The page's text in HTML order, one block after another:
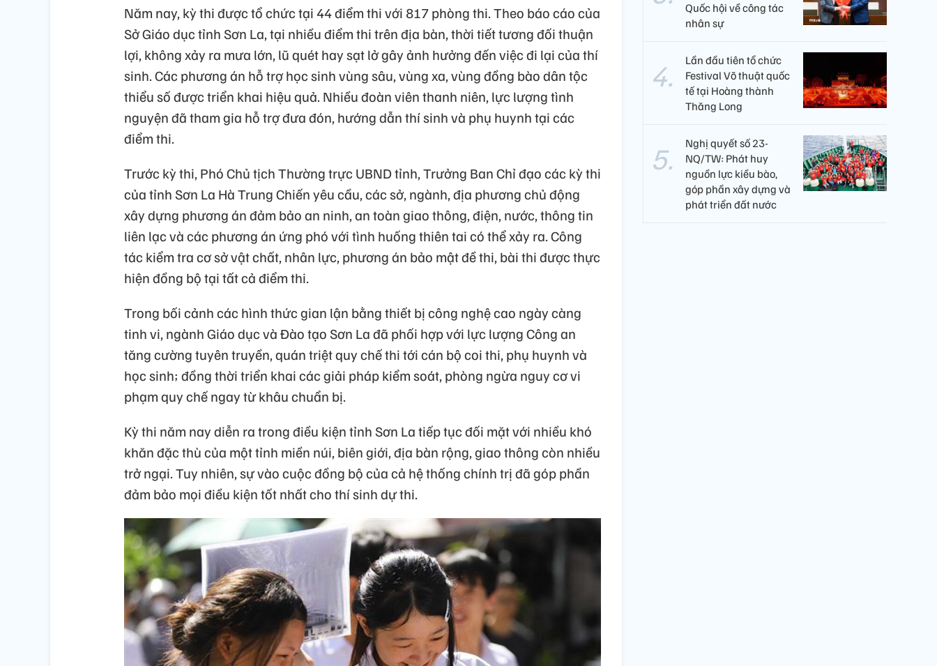
Năm nay, kỳ thi được tổ chức tại 44 điểm thi với 817 phòng thi. Theo báo cáo của
Sở Giáo dục tỉnh Sơn La, tại nhiều điểm thi trên địa bàn, thời tiết tương đối thuận
lợi, không xảy ra mưa lớn, lũ quét hay sạt lở gây ảnh hưởng đến việc đi lại của thí
sinh. Các phương án hỗ trợ học sinh vùng sâu, vùng xa, vùng đồng bào dân tộc
thiểu số được triển khai hiệu quả. Nhiều đoàn viên thanh niên, lực lượng tình
nguyện đã tham gia hỗ trợ đưa đón, hướng dẫn thí sinh và phụ huynh tại các
điểm thi.
Trước kỳ thi, Phó Chủ tịch Thường trực UBND tỉnh, Trưởng Ban Chỉ đạo các kỳ thi
của tỉnh Sơn La Hà Trung Chiến yêu cầu, các sở, ngành, địa phương chủ động
xây dựng phương án đảm bảo an ninh, an toàn giao thông, điện, nước, thông tin
liên lạc và các phương án ứng phó với tình huống thiên tai có thể xảy ra. Công
tác kiểm tra cơ sở vật chất, nhân lực, phương án bảo mật đề thi, bài thi được thực
hiện đồng bộ tại tất cả điểm thi.
Trong bối cảnh các hình thức gian lận bằng thiết bị công nghệ cao ngày càng
tinh vi, ngành Giáo dục và Đào tạo Sơn La đã phối hợp với lực lượng Công an
tăng cường tuyên truyền, quán triệt quy chế thi tới cán bộ coi thi, phụ huynh và
học sinh; đồng thời triển khai các giải pháp kiểm soát, phòng ngừa nguy cơ vi
phạm quy chế ngay từ khâu chuẩn bị.
Kỳ thi năm nay diễn ra trong điều kiện tỉnh Sơn La tiếp tục đối mặt với nhiều khó
khăn đặc thù của một tỉnh miền núi, biên giới, địa bàn rộng, giao thông còn nhiều
trở ngại. Tuy nhiên, sự vào cuộc đồng bộ của cả hệ thống chính trị đã góp phần
đảm bảo mọi điều kiện tốt nhất cho thí sinh dự thi.
Quốc hội về công tác
nhân sự
Lần đầu tiên tổ chức
Festival Võ thuật quốc
tế tại Hoàng thành
Thăng Long
Nghị quyết số 23-
NQ/TW: Phát huy
nguồn lực kiều bào,
góp phần xây dựng và
phát triển đất nước